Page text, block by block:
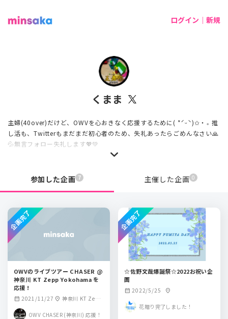
ログイン｜新規
くまま
主婦(40over)だけど、OWVを心おきなく応援するために( *ˊᵕˋ)✩︎‧₊ 推
し活も、Twitterもまだまだ初心者のため、失礼あったらごめんなさい🙏
💦無言フォロー失礼します💖💚
参加した企画 7 主催した企画 0
OWVのライブツアー CHASER @
神奈川 KT Zepp Yokohama を
応援 !
calendar_month 2021/11/27 location_on 神奈川 KT Zepp
OWV CHASER (神奈川) 応援！
企画完了
☆佐野文哉爆誕祭☆2022お祝い企
画
calendar_month 2022/5/25 location_on
花贈り完了しました！
企画完了